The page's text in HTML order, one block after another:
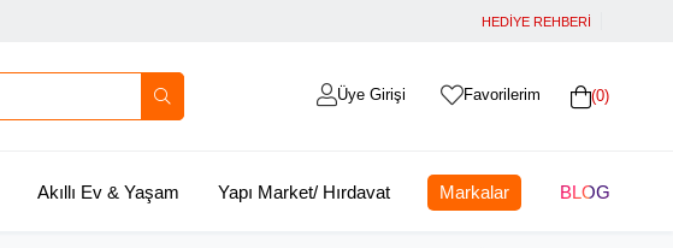
HEDİYE REHBERİ
0
Favorilerim
Üye Girişi
Akıllı Ev & Yaşam Yapı Market/ Hırdavat Markalar BLOG